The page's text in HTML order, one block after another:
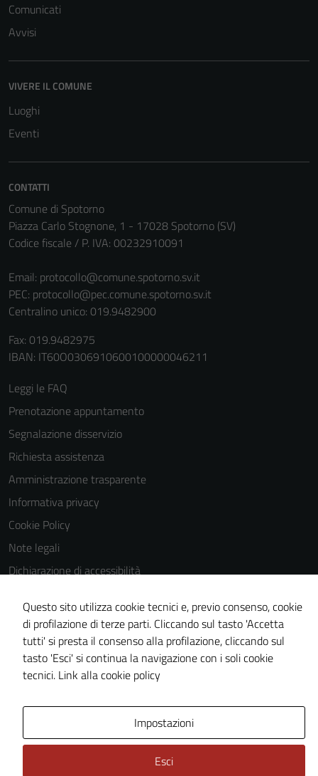
Comunicati
Avvisi
VIVERE IL COMUNE
Luoghi
Eventi
CONTATTI
Comune di Spotorno
Piazza Carlo Stognone, 1 - 17028 Spotorno (SV)
Codice fiscale / P. IVA: 00232910091
Email: protocollo@comune.spotorno.sv.it
PEC: protocollo@pec.comune.spotorno.sv.it
Centralino unico: 019.9482900
Fax: 019.9482975
IBAN: IT60O0306910600100000046211
Leggi le FAQ
Prenotazione appuntamento
Segnalazione disservizio
Richiesta assistenza
Amministrazione trasparente
Informativa privacy
Cookie Policy
Note legali
Dichiarazione di accessibilità
Piano di miglioramento del sito
Statistiche sito web
Questo sito utilizza cookie tecnici e, previo consenso, cookie
di profilazione di terze parti. Cliccando sul tasto 'Accetta
tutti' si presta il consenso alla profilazione, cliccando sul
tasto 'Esci' si continua la navigazione con i soli cookie
tecnici. Link alla cookie policy
Impostazioni
Esci
sono necessari
disabilitati.
personali.